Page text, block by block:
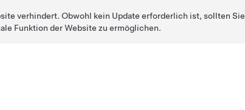
verhindert. Obwohl kein Update erforderlich ist, sollten Sie
Funktion der Website zu ermöglichen.